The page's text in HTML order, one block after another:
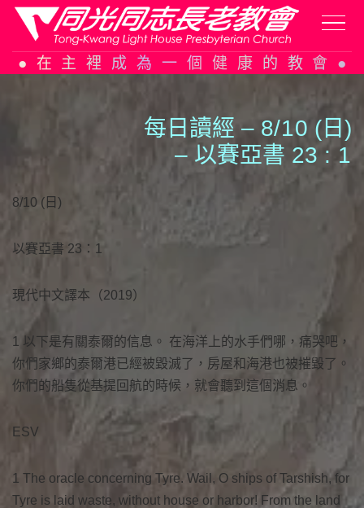
Skip
to
在主裡成為一個健康的教會
每日讀經 – 8/10 (日)
– 以賽亞書 23 : 1
8/10 (日)
以賽亞書 23：1
現代中文譯本（2019）
1 以下是有關泰爾的信息。 在海洋上的水手們哪，痛哭吧，
你們家鄉的泰爾港已經被毀滅了，房屋和海港也被摧毀了。
你們的船隻從基提回航的時候，就會聽到這個消息。
ESV
1 The oracle concerning Tyre. Wail, O ships of Tarshish, for
Tyre is laid waste, without house or harbor! From the land